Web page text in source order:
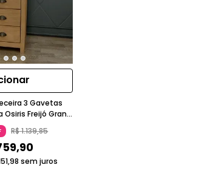
3 Gavetas
Osiris Freijó Gran
R$1.139,85
,90
,98 sem juros